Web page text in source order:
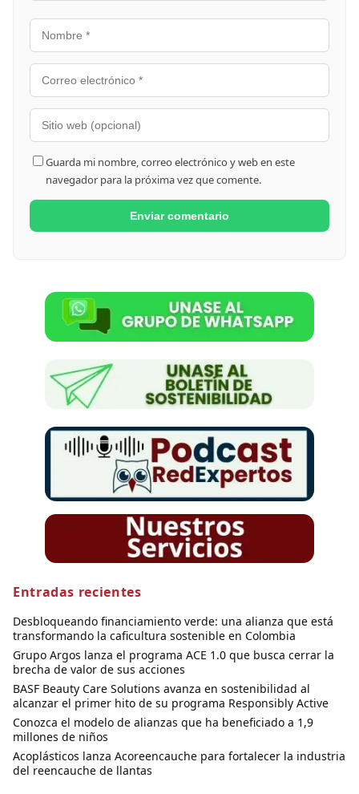
Guarda mi nombre, correo electrónico y web en este
navegador para la próxima vez que comente.
Entradas recientes
Desbloqueando financiamiento verde: una alianza que está
transformando la caficultura sostenible en Colombia
Grupo Argos lanza el programa ACE 1.0 que busca cerrar la
brecha de valor de sus acciones
BASF Beauty Care Solutions avanza en sostenibilidad al
alcanzar el primer hito de su programa Responsibly Active
Conozca el modelo de alianzas que ha beneficiado a 1,9
millones de niños
Acoplásticos lanza Acoreencauche para fortalecer la industria
del reencauche de llantas